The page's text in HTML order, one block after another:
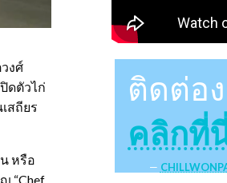
งศ์
ดตัวไก่
สถียร
หรือ
“Chef
ติดต่อ
คลิกที่